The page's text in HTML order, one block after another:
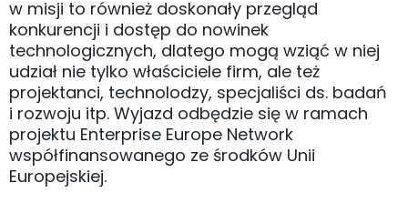
w misji to również doskonały przegląd
konkurencji i dostęp do nowinek
technologicznych, dlatego mogą wziąć w niej
udział nie tylko właściciele firm, ale też
projektanci, technolodzy, specjaliści ds. badań
i rozwoju itp. Wyjazd odbędzie się w ramach
projektu Enterprise Europe Network
współfinansowanego ze środków Unii
Europejskiej.